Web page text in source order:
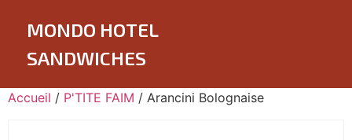
MONDO HOTEL
SANDWICHES
Accueil / P'TITE FAIM / Arancini Bolognaise